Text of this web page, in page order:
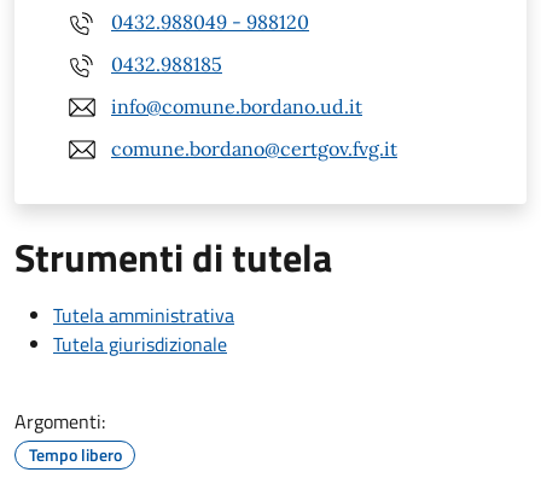
0432.988049 - 988120
0432.988185
info@comune.bordano.ud.it
comune.bordano@certgov.fvg.it
Strumenti di tutela
Tutela amministrativa
Tutela giurisdizionale
Argomenti:
Tempo libero